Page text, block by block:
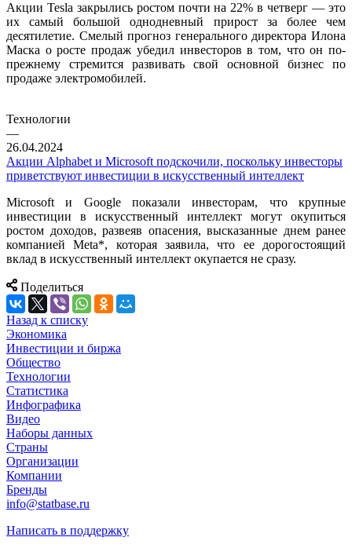
Акции Tesla закрылись ростом почти на 22% в четверг — это
их самый большой однодневный прирост за более чем
десятилетие. Смелый прогноз генерального директора Илона
Маска о росте продаж убедил инвесторов в том, что он по-
прежнему стремится развивать свой основной бизнес по
продаже электромобилей.
Технологии
—
26.04.2024
Акции Alphabet и Microsoft подскочили, поскольку инвесторы
приветствуют инвестиции в искусственный интеллект
Microsoft и Google показали инвесторам, что крупные
инвестиции в искусственный интеллект могут окупиться
ростом доходов, развеяв опасения, высказанные днем ранее
компанией Meta*, которая заявила, что ее дорогостоящий
вклад в искусственный интеллект окупается не сразу.
Поделиться
Назад к списку
Экономика
Инвестиции и биржа
Общество
Технологии
Cтатистика
Инфографика
Видео
Наборы данных
Страны
Организации
Компании
Бренды
info@statbase.ru
Написать в поддержку